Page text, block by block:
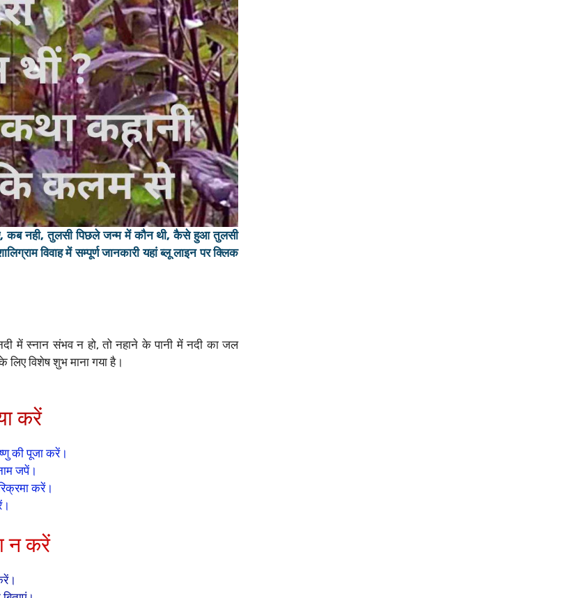
कब नही, तुलसी पिछले जन्म में कौन थी, कैसे हुआ तुलसी
विवाह में सम्पूर्ण जानकारी यहां ब्लू लाइन पर क्लिक
में स्नान संभव न हो, तो नहाने के पानी में नदी का जल
विशेष शुभ माना गया है।
करें
की पूजा करें।
जपें।
करें।
न करें